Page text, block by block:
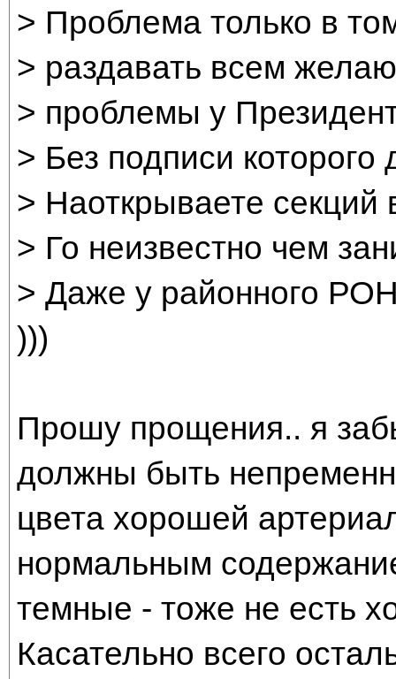
> Проблема только в
> раздавать всем
> проблемы у
> Без подписи которого
> Наоткрываете секций
> Го неизвестно чем
> Даже у районного
)))
Прошу прощения.. я
должны быть
цвета хорошей
нормальным
темные - тоже не есть
Касательно всего